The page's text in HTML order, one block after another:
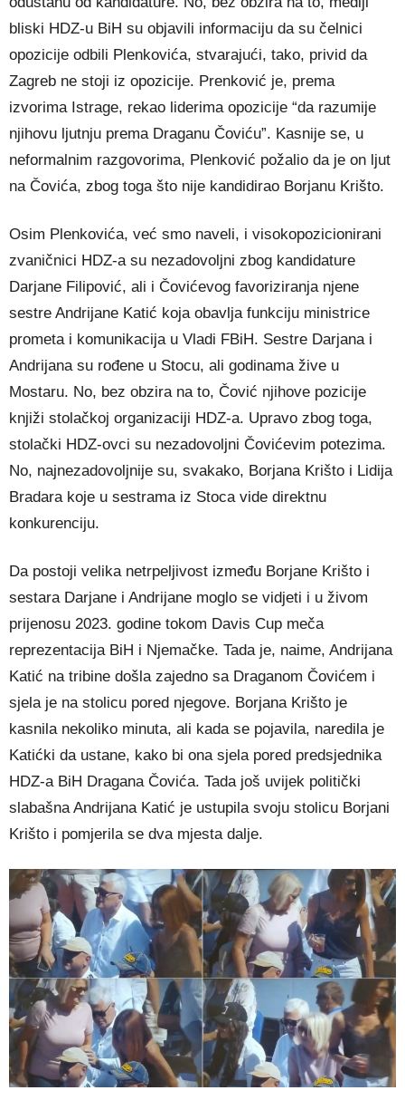
bliski HDZ-u BiH su objavili informaciju da su čelnici
opozicije odbili Plenkovića, stvarajući, tako, privid da
Zagreb ne stoji iz opozicije. Prenković je, prema
izvorima Istrage, rekao liderima opozicije “da razumije
njihovu ljutnju prema Draganu Čoviću”. Kasnije se, u
neformalnim razgovorima, Plenković požalio da je on ljut
na Čovića, zbog toga što nije kandidirao Borjanu Krišto.
Osim Plenkovića, već smo naveli, i visokopozicionirani
zvaničnici HDZ-a su nezadovoljni zbog kandidature
Darjane Filipović, ali i Čovićevog favoriziranja njene
sestre Andrijane Katić koja obavlja funkciju ministrice
prometa i komunikacija u Vladi FBiH. Sestre Darjana i
Andrijana su rođene u Stocu, ali godinama žive u
Mostaru. No, bez obzira na to, Čović njihove pozicije
knjiži stolačkoj organizaciji HDZ-a. Upravo zbog toga,
stolački HDZ-ovci su nezadovoljni Čovićevim potezima.
No, najnezadovoljnije su, svakako, Borjana Krišto i Lidija
Bradara koje u sestrama iz Stoca vide direktnu
konkurenciju.
Da postoji velika netrpeljivost između Borjane Krišto i
sestara Darjane i Andrijane moglo se vidjeti i u živom
prijenosu 2023. godine tokom Davis Cup meča
reprezentacija BiH i Njemačke. Tada je, naime, Andrijana
Katić na tribine došla zajedno sa Draganom Čovićem i
sjela je na stolicu pored njegove. Borjana Krišto je
kasnila nekoliko minuta, ali kada se pojavila, naredila je
Katićki da ustane, kako bi ona sjela pored predsjednika
HDZ-a BiH Dragana Čovića. Tada još uvijek politički
slabašna Andrijana Katić je ustupila svoju stolicu Borjani
Krišto i pomjerila se dva mjesta dalje.